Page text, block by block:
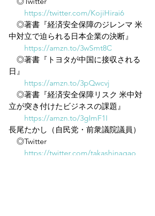
https://twitter.com/KojiHirai6
◎著書『経済安全保障のジレンマ 米
中対立で迫られる日本企業の決断』
https://amzn.to/3wSmt8C
◎著書『トヨタが中国に接収される
日』
https://amzn.to/3pQwcvj
◎著書『経済安全保障リスク 米中対
立が突き付けたビジネスの課題』
https://amzn.to/3gImF1I
長尾たかし（自民党・前衆議院議員）
◎Twitter
https://twitter.com/takashinagao